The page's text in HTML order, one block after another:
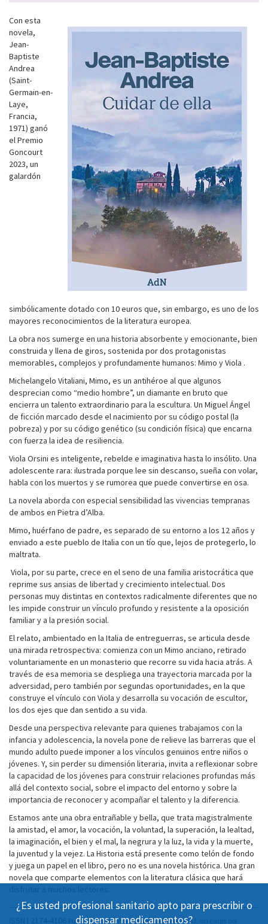
Con esta
novela,
Jean-
Baptiste
Andrea
(Saint-
Germain-en-
Laye,
Francia,
1971) ganó
el Premio
Goncourt
2023, un
galardón
simbólicamente dotado con 10 euros que, sin embargo, es uno de los
mayores reconocimientos de la literatura europea.
La obra nos sumerge en una historia absorbente y emocionante, bien
construida y llena de giros, sostenida por dos protagonistas
memorables, complejos y profundamente humanos: Mimo y Viola .
Michelangelo Vitaliani, Mimo, es un antihéroe al que algunos
desprecian como “medio hombre”, un diamante en bruto que
encierra un talento extraordinario para la escultura. Un Miguel Ángel
de ficción marcado desde el nacimiento por su código postal (la
pobreza) y por su código genético (su condición física) que encarna
con fuerza la idea de resiliencia.
Viola Orsini es inteligente, rebelde e imaginativa hasta lo insólito. Una
adolescente rara: ilustrada porque lee sin descanso, sueña con volar,
habla con los muertos y se rumorea que puede convertirse en osa.
La novela aborda con especial sensibilidad las vivencias tempranas
de ambos en Pietra d’Alba.
Mimo, huérfano de padre, es separado de su entorno a los 12 años y
enviado a este pueblo de Italia con un tío que, lejos de protegerlo, lo
maltrata.
Viola, por su parte, crece en el seno de una familia aristocrática que
reprime sus ansias de libertad y crecimiento intelectual. Dos
personas muy distintas en contextos radicalmente diferentes que no
les impide construir un vínculo profundo y resistente a la oposición
familiar y a la presión social.
El relato, ambientado en la Italia de entreguerras, se articula desde
una mirada retrospectiva: comienza con un Mimo anciano, retirado
voluntariamente en un monasterio que recorre su vida hacia atrás. A
través de esa memoria se despliega una trayectoria marcada por la
adversidad, pero también por segundas oportunidades, en la que
construye el vínculo con Viola y desarrolla su vocación de escultor,
los dos ejes que dan sentido a su vida.
Desde una perspectiva relevante para quienes trabajamos con la
infancia y adolescencia, la novela pone de relieve las barreras que el
mundo adulto puede imponer a los vínculos genuinos entre niños o
jóvenes. Y, sin perder su dimensión literaria, invita a reflexionar sobre
la capacidad de los jóvenes para construir relaciones profundas más
allá del contexto social, sobre el impacto del entorno y sobre la
importancia de reconocer y acompañar el talento y la diferencia.
Estamos ante una obra entrañable y bella, que trata magistralmente
la amistad, el amor, la vocación, la voluntad, la superación, la lealtad,
la imaginación, el bien y el mal, la negrura y la luz, la vida y la muerte,
la juventud y la vejez. La Historia está presente como telón de fondo
y juega un papel en el libro, pero no es una novela histórica. Una gran
novela que comparte elementos con la literatura clásica que hará
¿Es usted profesional sanitario apto para prescribir o
dispensar medicamentos?
Publicación Open Acess, incluida en DOAJ, sin cargo por